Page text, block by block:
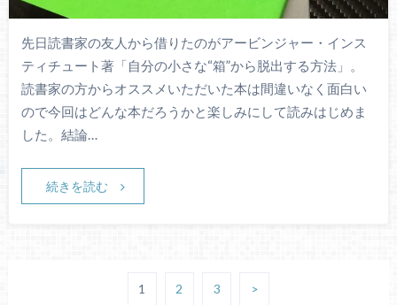
先日読書家の友人から借りたのがアービンジャー・インス
ティチュート著「自分の小さな“箱”から脱出する方法」。
読書家の方からオススメいただいた本は間違いなく面白い
ので今回はどんな本だろうかと楽しみにして読みはじめま
した。結論…
続きを読む
1 2 3 >